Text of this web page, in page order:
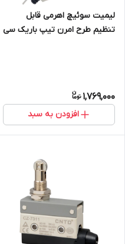
لیمیت سوئیچ اهرمی قابل
تنظیم طرح امرن تیپ باریک سی
1,769,000
افزودن به سبد